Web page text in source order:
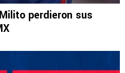
perdieron sus